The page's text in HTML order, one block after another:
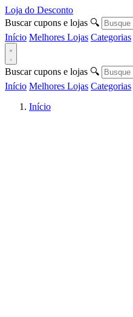
Loja do Desconto
Buscar cupons e lojas 🔍
Início Melhores Lojas Categorias
Buscar cupons e lojas 🔍
Início Melhores Lojas Categorias
Início